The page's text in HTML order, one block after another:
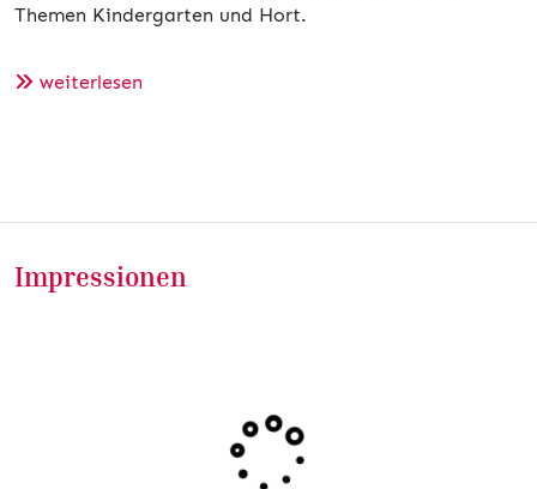
Themen Kindergarten und Hort.
weiterlesen
Impressionen